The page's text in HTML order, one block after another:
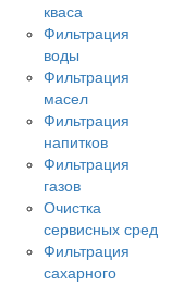
кваса
Фильтрация
воды
Фильтрация
масел
Фильтрация
напитков
Фильтрация
газов
Очистка
сервисных сред
Фильтрация
сахарного